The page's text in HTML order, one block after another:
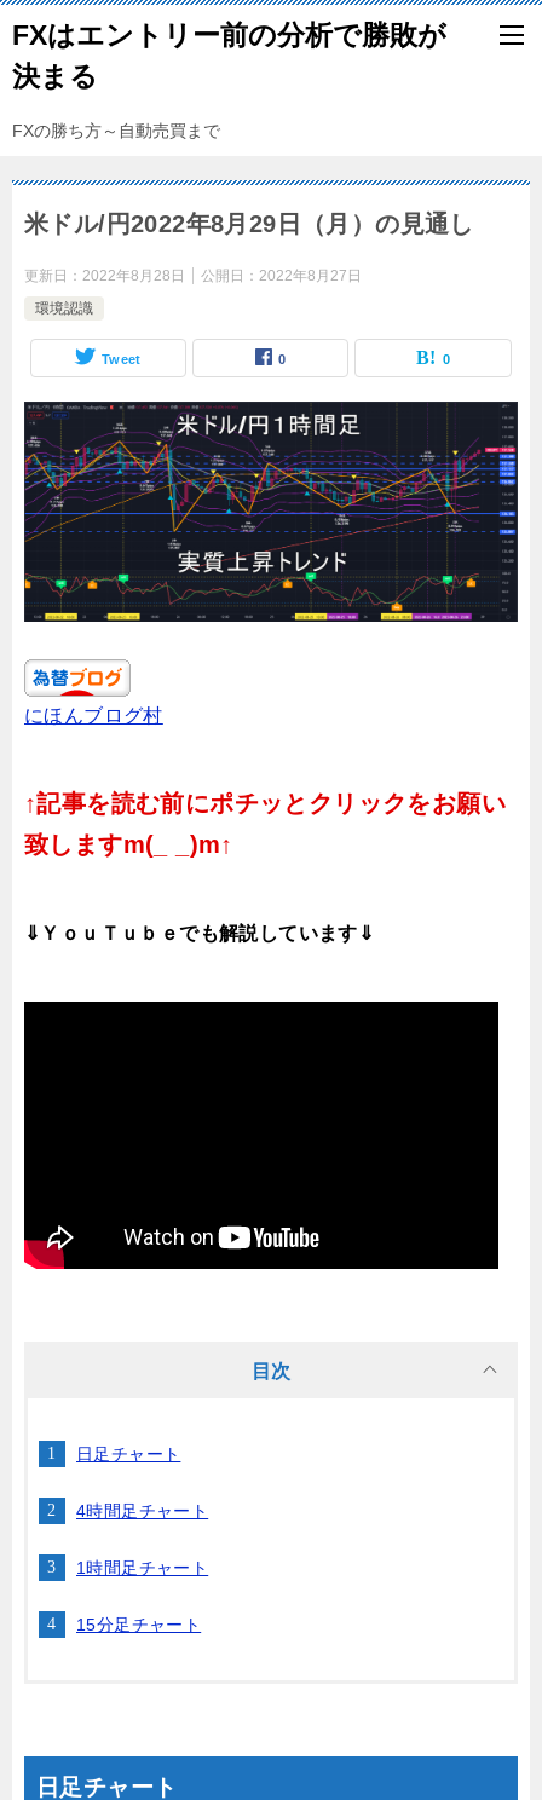
FXはエントリー前の分析で勝敗が
決まる
FXの勝ち方～自動売買まで
米ドル/円2022年8月29日（月）の見通し
更新日： 2022年8月28日 公開日： 2022年8月27日
環境認識
Tweet 0 0
にほんブログ村
↑記事を読む前にポチッとクリックをお願い
致しますm(_ _)m↑
⇓ＹｏｕＴｕｂｅでも解説しています⇓
目次
日足チャート
4時間足チャート
1時間足チャート
15分足チャート
日足チャート